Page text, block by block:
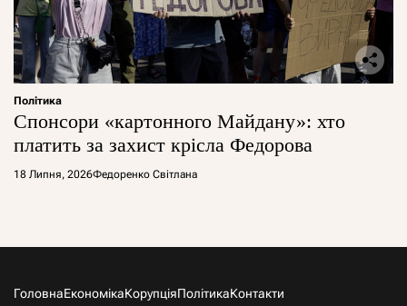
Політика
Спонсори «картонного Майдану»: хто
платить за захист крісла Федорова
18 Липня, 2026Федоренко Світлана
ГоловнаЕкономікаКорупціяПолітикаКонтакти